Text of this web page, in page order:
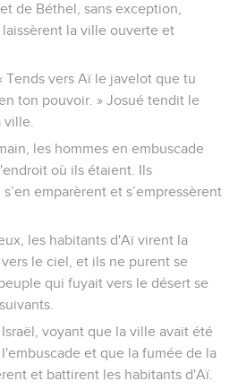
de Béthel, sans exception,
la ville ouverte et
Tends vers Aï le javelot que tu
ton pouvoir. » Josué tendit le
les hommes en embuscade
où ils étaient. Ils
emparèrent et s’empressèrent
les habitants d'Aï virent la
le ciel, et ils ne purent se
qui fuyait vers le désert se
voyant que la ville avait été
et que la fumée de la
et battirent les habitants d'Aï.